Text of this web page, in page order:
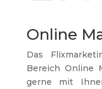
Online
Das
Bereich Online
gerne mit